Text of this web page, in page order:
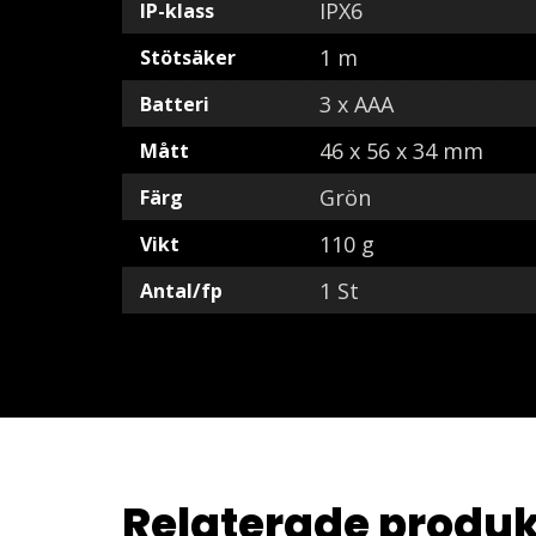
IP-klass IPX6
Stötsäker 1 m
Batteri 3 x AAA
Mått 46 x 56 x 34 mm
Färg Grön
Vikt 110 g
Antal/fp 1 St